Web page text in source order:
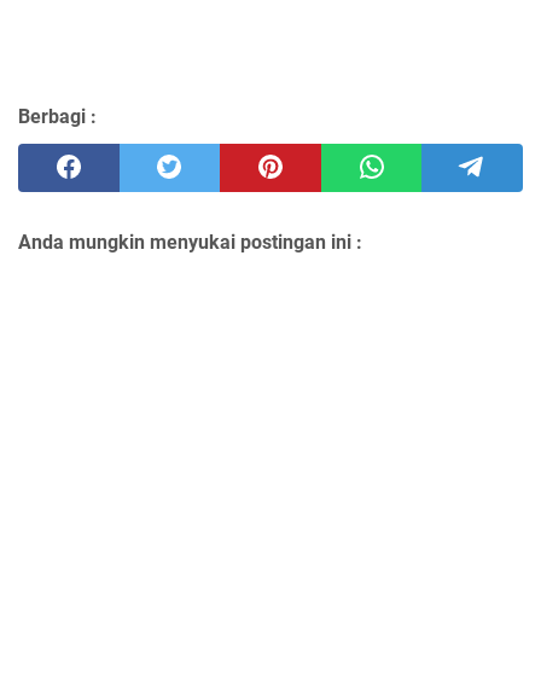
Berbagi :
Anda mungkin menyukai postingan ini :